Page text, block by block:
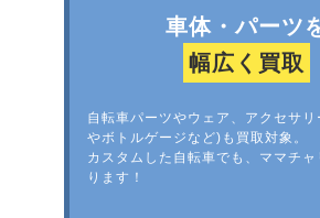
車体・パーツ
幅広く買取
自転車パーツやウェア、アクセサリ
やボトルゲージなど)も買取対象。
カスタムした自転車でも、ママチャ
ります！